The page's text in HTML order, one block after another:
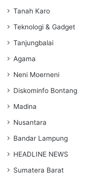
Tanah Karo
Teknologi & Gadget
Tanjungbalai
Agama
Neni Moerneni
Diskominfo Bontang
Madina
Nusantara
Bandar Lampung
HEADLINE NEWS
Sumatera Barat